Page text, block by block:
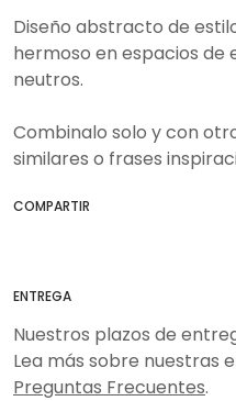
Diseño abstracto de
hermoso en espacios de
neutros.
Combinalo solo y con
similares o frases
COMPARTIR
ENTREGA
Nuestros plazos de
Lea más sobre nuestras
Preguntas Frecuentes.